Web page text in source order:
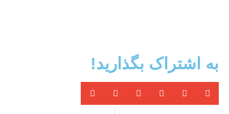
به اشتراک بگذارید!